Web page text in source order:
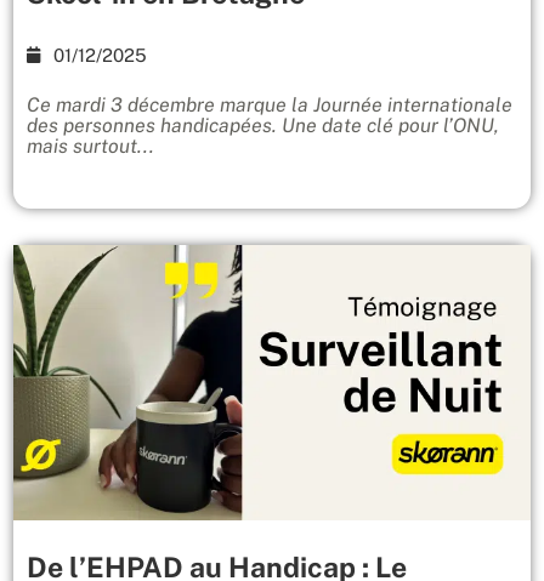
01/12/2025
Ce mardi 3 décembre marque la Journée internationale
des personnes handicapées. Une date clé pour l’ONU,
mais surtout...
De l’EHPAD au Handicap : Le